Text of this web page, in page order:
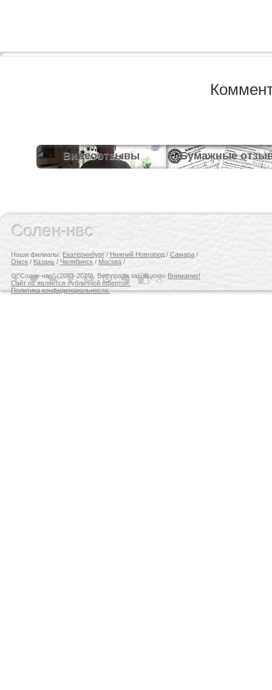
Видеоотзывы Бумажные
Солен-нвс
Наши филиалы: Екатеринбург / Нижний Новгород / Самара /
Омск / Казань / Челябинск / Москва /
© "Солен-нвс" (2003-2015). Все права защищены.Внимание!
Сайт не является публичной офертой.
Политика конфиденциальности.